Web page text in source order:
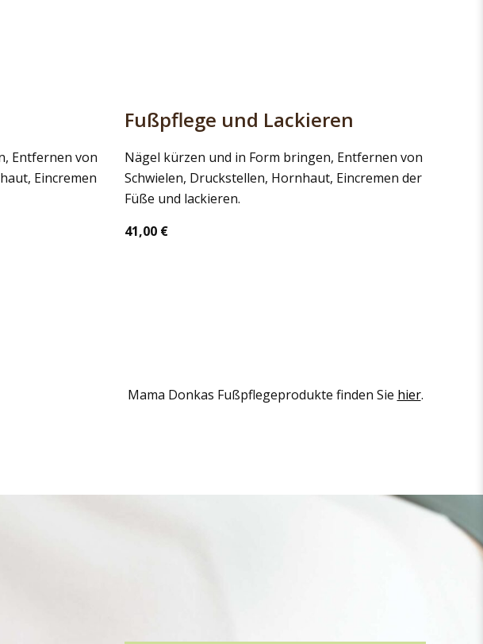
Ent­fer­nen von
Ein­cre­men
Fußpflege und Lackieren
Nägel kür­zen und in Form brin­gen, Ent­fer­nen von
Schwie­len, Druck­stel­len, Horn­haut, Ein­cre­men der
Füße und lackie­ren.
41,00 €
Mama Don­kas Fuß­pfle­ge­pro­dukte fin­den Sie hier.